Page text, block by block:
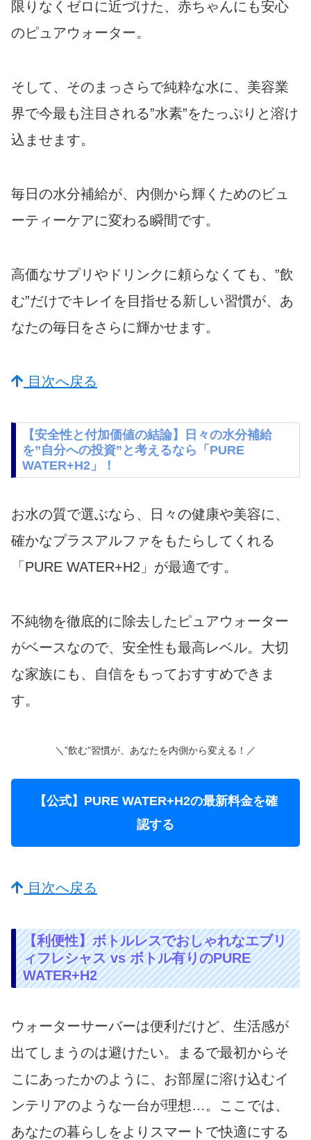
限りなくゼロに近づけた、赤ちゃんにも安心
のピュアウォーター。
そして、そのまっさらで純粋な水に、美容業
界で今最も注目される”水素”をたっぷりと溶け
込ませます。
毎日の水分補給が、内側から輝くためのビュ
ーティーケアに変わる瞬間です。
高価なサプリやドリンクに頼らなくても、”飲
む”だけでキレイを目指せる新しい習慣が、あ
なたの毎日をさらに輝かせます。
目次へ戻る
【安全性と付加価値の結論】日々の水分補給
を”自分への投資”と考えるなら「PURE
WATER+H2」！
お水の質で選ぶなら、日々の健康や美容に、
確かなプラスアルファをもたらしてくれる
「PURE WATER+H2」が最適です。
不純物を徹底的に除去したピュアウォーター
がベースなので、安全性も最高レベル。大切
な家族にも、自信をもっておすすめできま
す。
＼”飲む”習慣が、あなたを内側から変える！／
【公式】PURE WATER+H2の最新料金を確
認する
目次へ戻る
【利便性】ボトルレスでおしゃれなエブリ
ィフレシャス vs ボトル有りのPURE
WATER+H2
ウォーターサーバーは便利だけど、生活感が
出てしまうのは避けたい。まるで最初からそ
こにあったかのように、お部屋に溶け込むイ
ンテリアのような一台が理想…。ここでは、
あなたの暮らしをよりスマートで快適にする